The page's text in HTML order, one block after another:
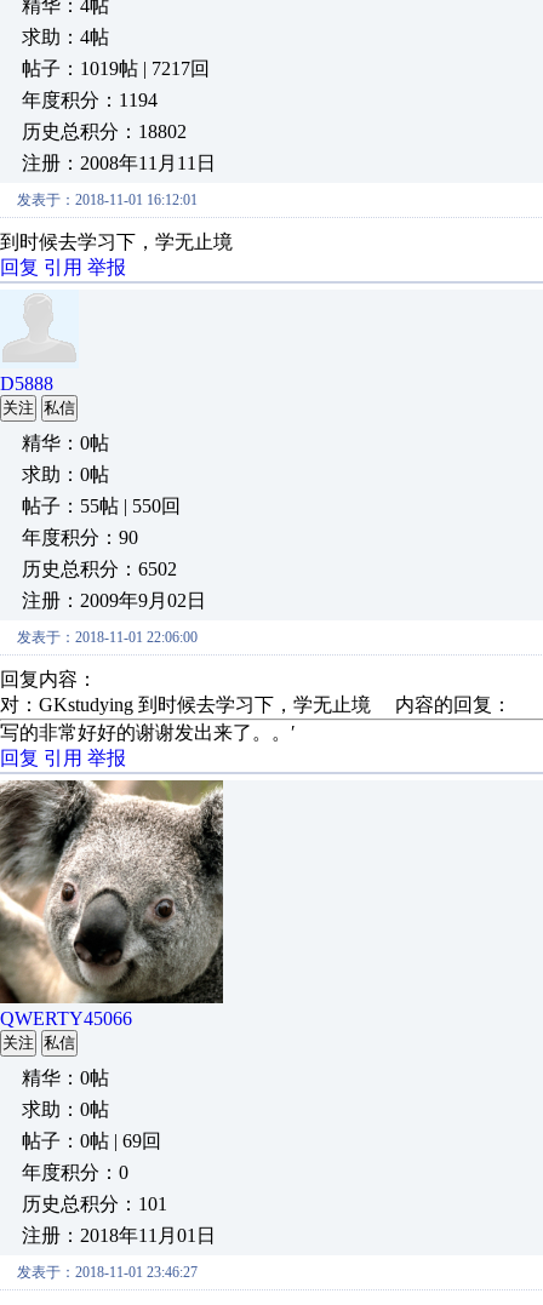
精华：4帖
求助：4帖
帖子：1019帖 | 7217回
年度积分：1194
历史总积分：18802
注册：2008年11月11日
发表于：2018-11-01 16:12:01
到时候去学习下，学无止境
回复 引用 举报
D5888
关注 私信
精华：0帖
求助：0帖
帖子：55帖 | 550回
年度积分：90
历史总积分：6502
注册：2009年9月02日
发表于：2018-11-01 22:06:00
回复内容：
对：GKstudying 到时候去学习下，学无止境 内容的回复：
写的非常好好的谢谢发出来了。。′
回复 引用 举报
QWERTY45066
关注 私信
精华：0帖
求助：0帖
帖子：0帖 | 69回
年度积分：0
历史总积分：101
注册：2018年11月01日
发表于：2018-11-01 23:46:27